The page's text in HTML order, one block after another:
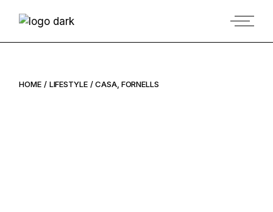
HOME LIFESTYLE CASA, FORNELLS